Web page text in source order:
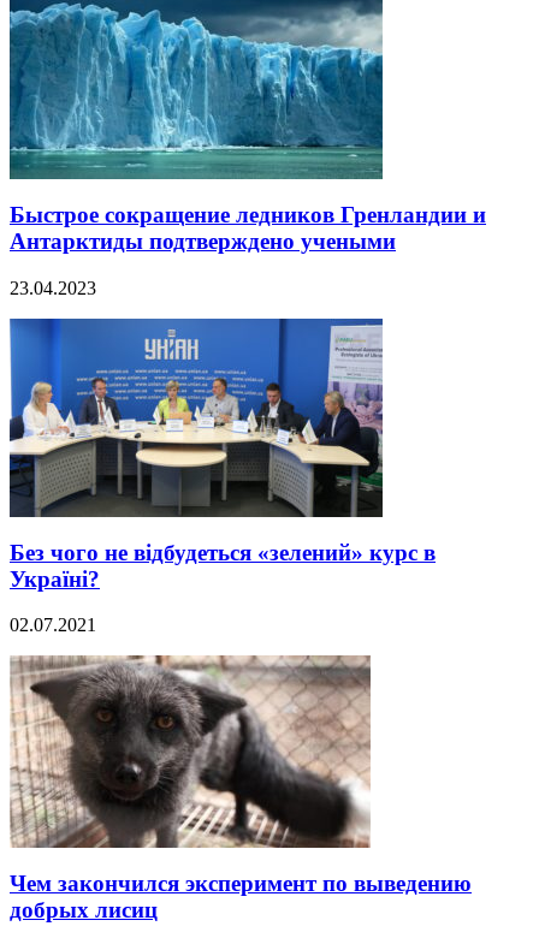
Быстрое сокращение ледников Гренландии и
Антарктиды подтверждено учеными
23.04.2023
Без чого не відбудеться «зелений» курс в
Україні?
02.07.2021
Чем закончился эксперимент по выведению
добрых лисиц